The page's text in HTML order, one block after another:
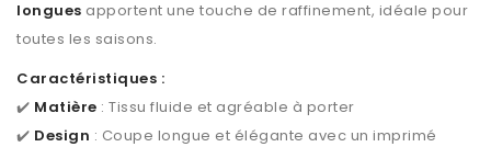
longues apportent une touche de raffinement, idéale pour
toutes les saisons.
Caractéristiques :
✔️ Matière : Tissu fluide et agréable à porter
✔️ Design : Coupe longue et élégante avec un imprimé